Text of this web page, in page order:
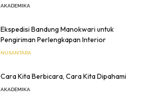
AKADEMIKA
Ekspedisi Bandung Manokwari untuk
Pengiriman Perlengkapan Interior
NUSANTARA
Cara Kita Berbicara, Cara Kita Dipahami
AKADEMIKA